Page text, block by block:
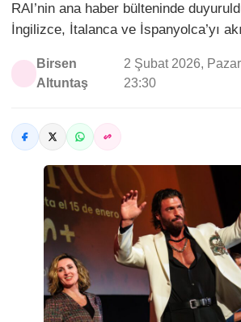
RAI’nin ana haber bülteninde
İngilizce, İtalanca ve İspanyolca’yı
Birsen
Altuntaş
2 Şubat 2026,
23:30